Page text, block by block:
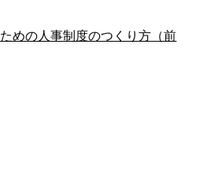
めの人事制度のつくり方（前